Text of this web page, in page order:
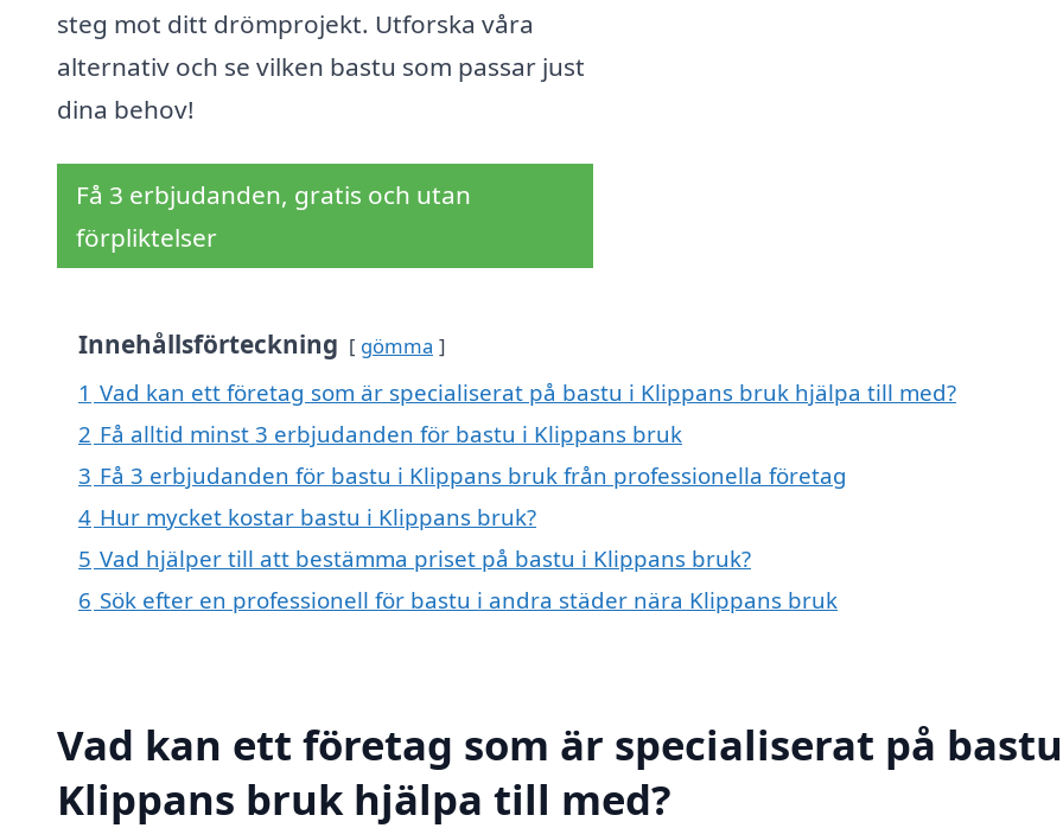
steg mot ditt drömprojekt. Utforska våra
alternativ och se vilken bastu som passar just
dina behov!
Få 3 erbjudanden, gratis och utan
förpliktelser
Innehållsförteckning gömma
1 Vad kan ett företag som är specialiserat på bastu i Klippans bruk hjälpa till med?
2 Få alltid minst 3 erbjudanden för bastu i Klippans bruk
3 Få 3 erbjudanden för bastu i Klippans bruk från professionella företag
4 Hur mycket kostar bastu i Klippans bruk?
5 Vad hjälper till att bestämma priset på bastu i Klippans bruk?
6 Sök efter en professionell för bastu i andra städer nära Klippans bruk
Vad kan ett företag som är specialiserat på
Klippans bruk hjälpa till med?